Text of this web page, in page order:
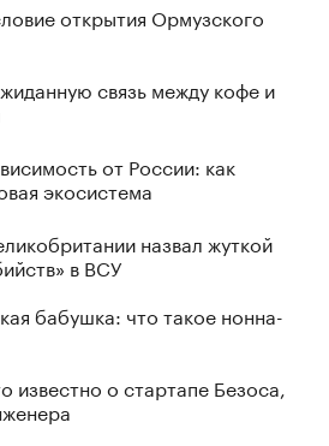
открытия Ормузского
связь между кофе и
от России: как
экосистема
назвал жуткой
в ВСУ
бабушка: что такое нонна-
известно о стартапе Безоса,